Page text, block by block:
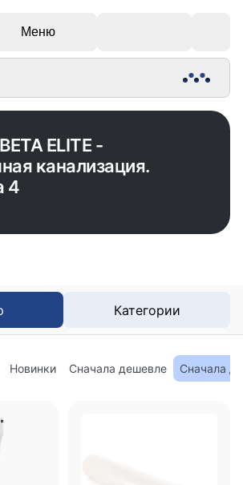
Меню
ELITE -
канализация.
4
Категории
Новинки Сначала дешевле Сначала